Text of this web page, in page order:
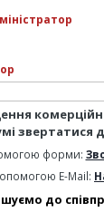
звертатися
форми:
E-Mail:
до